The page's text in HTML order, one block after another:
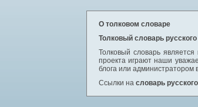
О толковом словаре
Толковый словарь
Толковый словарь
проекта играют наши
блога или администратором
Ссылки на словарь